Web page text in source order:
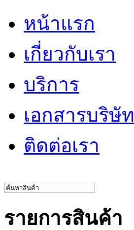
หน้าแรก
เกี่ยวกับเรา
บริการ
เอกสารบริษัท
ติดต่อเรา
รายการสินค้า